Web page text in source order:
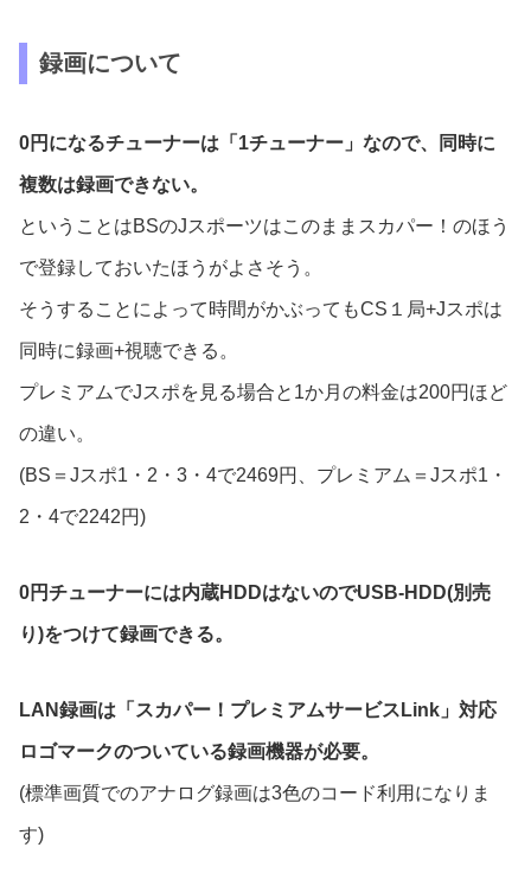
録画について
0円になるチューナーは「1チューナー」なので、同時に
複数は録画できない。
ということはBSのJスポーツはこのままスカパー！のほう
で登録しておいたほうがよさそう。
そうすることによって時間がかぶってもCS１局+Jスポは
同時に録画+視聴できる。
プレミアムでJスポを見る場合と1か月の料金は200円ほど
の違い。
(BS＝Jスポ1・2・3・4で2469円、プレミアム＝Jスポ1・
2・4で2242円)
0円チューナーには内蔵HDDはないのでUSB-HDD(別売
り)をつけて録画できる。
LAN録画は「スカパー！プレミアムサービスLink」対応
ロゴマークのついている録画機器が必要。
(標準画質でのアナログ録画は3色のコード利用になりま
す)